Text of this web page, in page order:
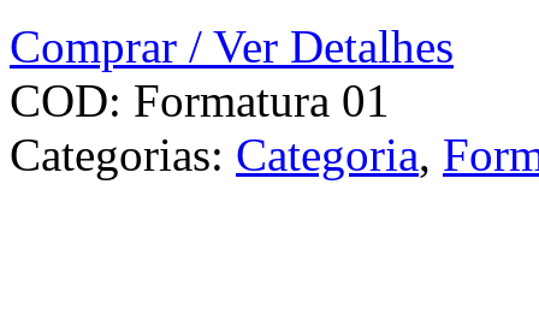
Comprar / Ver Detalhes
COD: Formatura 01
Categorias: Categoria,